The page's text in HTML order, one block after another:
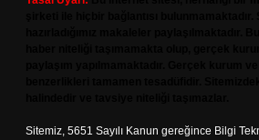
Sitemiz, 5651 Sayılı Kanun gereğince Bilgi